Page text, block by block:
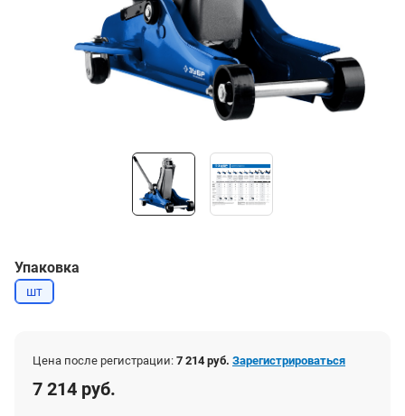
Упаковка
шт
Цена после регистрации: 7 214 руб. Зарегистрироваться
7 214 руб.